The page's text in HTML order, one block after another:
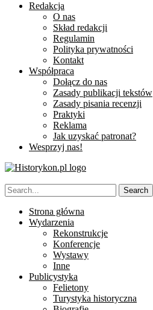
Redakcja
O nas
Skład redakcji
Regulamin
Polityka prywatności
Kontakt
Współpraca
Dołącz do nas
Zasady publikacji tekstów
Zasady pisania recenzji
Praktyki
Reklama
Jak uzyskać patronat?
Wesprzyj nas!
Strona główna
Wydarzenia
Rekonstrukcje
Konferencje
Wystawy
Inne
Publicystyka
Felietony
Turystyka historyczna